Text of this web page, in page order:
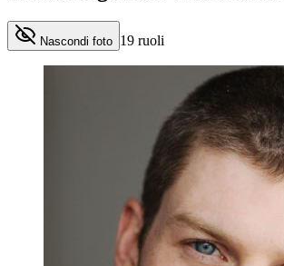
Nascondi foto 19 ruoli